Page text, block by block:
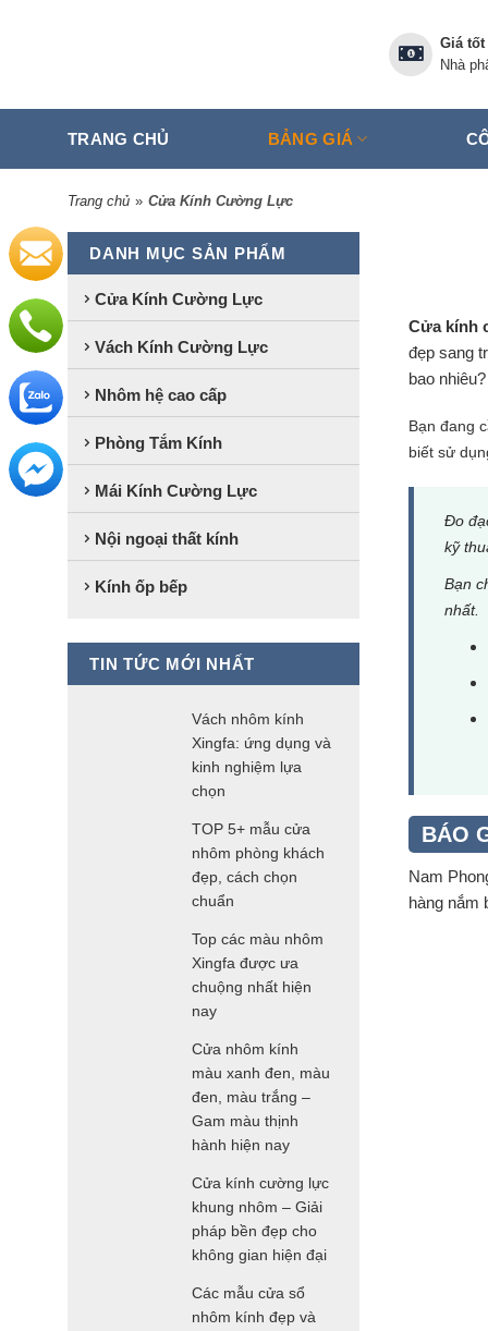
Giá tốt
Nhà
TRANG CHỦ BẢNG GIÁ
Trang chủ » Cửa Kính Cường Lực
Cửa kính
đẹp sang
bao
Bạn đang
biết sử
Đo
kỹ
Bạn
nhất.
BÁO
Nam
hàng nắm
DANH MỤC SẢN PHẨM
Cửa Kính Cường Lực
Vách Kính Cường Lực
Nhôm hệ cao cấp
Phòng Tắm Kính
Mái Kính Cường Lực
Nội ngoại thất kính
Kính ốp bếp
TIN TỨC MỚI NHẤT
Vách nhôm kính
Xingfa: ứng dụng và
kinh nghiệm lựa
chọn
TOP 5+ mẫu cửa
nhôm phòng khách
đẹp, cách chọn
chuẩn
Top các màu nhôm
Xingfa được ưa
chuộng nhất hiện
nay
Cửa nhôm kính
màu xanh đen, màu
đen, màu trắng –
Gam màu thịnh
hành hiện nay
Cửa kính cường lực
khung nhôm – Giải
pháp bền đẹp cho
không gian hiện đại
Các mẫu cửa sổ
nhôm kính đẹp và